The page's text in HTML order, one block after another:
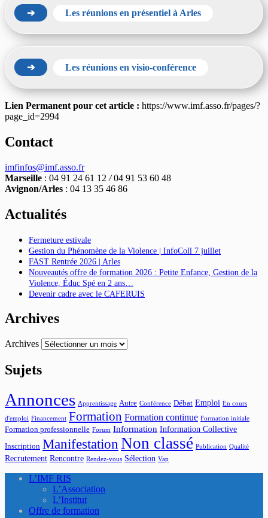
➔ Les réunions en présentiel à Arles
➔ Les réunions en visio-conférence
Lien Permanent pour cet article : https://www.imf.asso.fr/pages/?
page_id=2994
Contact
imfinfos@imf.asso.fr
Marseille : 04 91 24 61 12 /04 91 53 60 48
Avignon/Arles : 04 13 35 46 86
Actualités
Fermeture estivale
Gestion du Phénomène de la Violence | InfoColl 7 juillet
FAST Rentrée 2026 | Arles
Nouveautés offre de formation 2026 : Petite Enfance, Gestion de la
Violence, Éduc Spé en 2 ans…
Devenir cadre avec le CAFERUIS
Archives
Archives
Sujets
Annonces Apprentissage Autre Conférence Débat Emploi En cours
d'emploi Financement Formation Formation continue Formation initiale
Formation professionnelle Forum Information Information Collective
Inscription Manifestation Non classé Publication Qualité
Recrutement Rencontre Rendez-vous Sélection Vap
L’IMF RIS
L’Association
L’Institut
Offre de formation